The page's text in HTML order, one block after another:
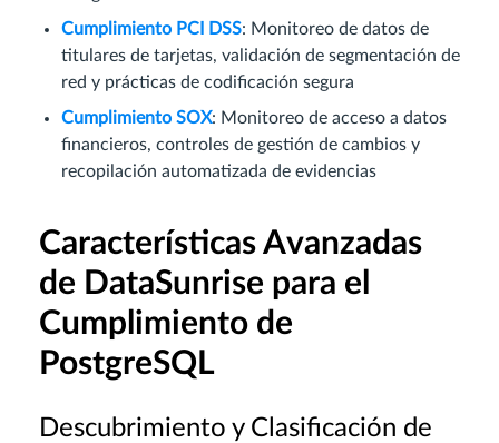
Cumplimiento PCI DSS: Monitoreo de datos de
titulares de tarjetas, validación de segmentación de
red y prácticas de codificación segura
Cumplimiento SOX: Monitoreo de acceso a datos
financieros, controles de gestión de cambios y
recopilación automatizada de evidencias
Características Avanzadas
de DataSunrise para el
Cumplimiento de
PostgreSQL
Descubrimiento y Clasificación de